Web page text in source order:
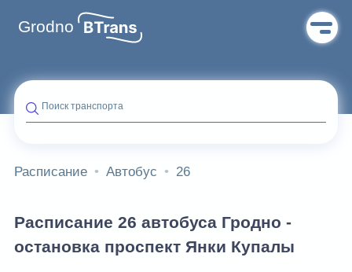
Grodno
Поиск транспорта
Расписание Автобус 26
Расписание 26 автобуса Гродно -
остановка проспект Янки Купалы